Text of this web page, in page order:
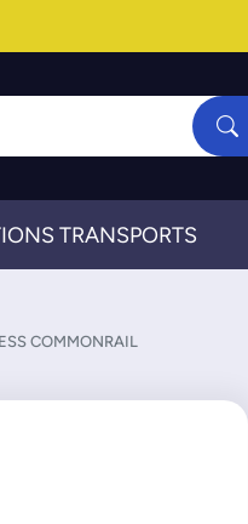
TRANSPORTS
COMMONRAIL